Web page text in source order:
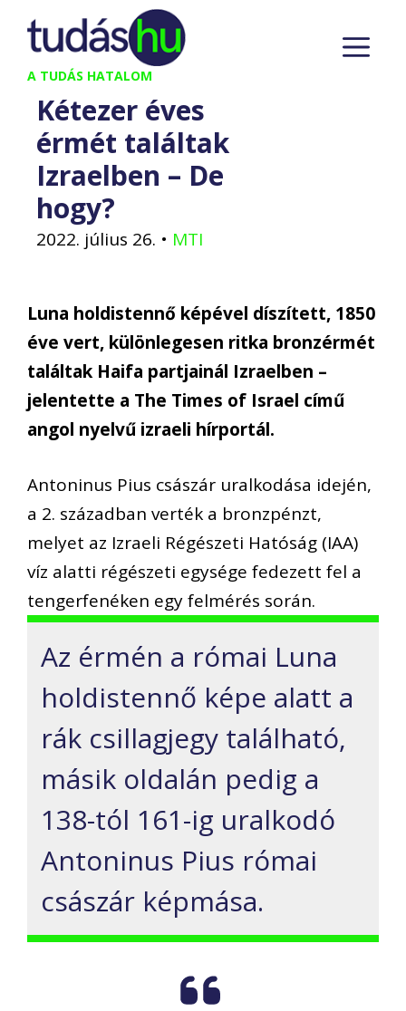
Kilépés
tartalomba
A TUDÁS HATALOM
Kétezer éves
érmét találtak
Izraelben – De
hogy?
2022. július 26. • MTI
Luna holdistennő képével díszített, 1850
éve vert, különlegesen ritka bronzérmét
találtak Haifa partjainál Izraelben –
jelentette a The Times of Israel című
angol nyelvű izraeli hírportál.
Antoninus Pius császár uralkodása idején,
a 2. században verték a bronzpénzt,
melyet az Izraeli Régészeti Hatóság (IAA)
víz alatti régészeti egysége fedezett fel a
tengerfenéken egy felmérés során.
Az érmén a római Luna
holdistennő képe alatt a
rák csillagjegy található,
másik oldalán pedig a
138-tól 161-ig uralkodó
Antoninus Pius római
császár képmása.